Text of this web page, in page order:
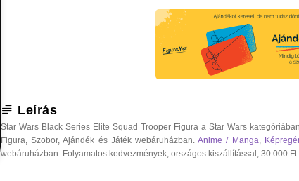
Leírás
Star Wars Black Series Elite Squad Trooper Figura a Star Wars
Figura, Szobor, Ajándék és Játék webáruházban.Anime / Manga
webáruházban. Folyamatos kedvezmények, országos kiszállítással, 30 000 Ft